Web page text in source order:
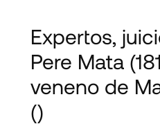
Expertos,
Pere Mata
veneno de
()